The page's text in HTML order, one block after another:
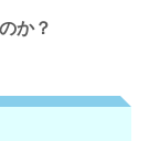
か？